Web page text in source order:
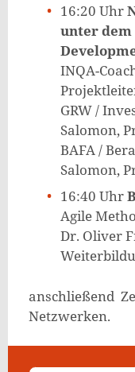
16:20 Uhr
unter dem
INQA-
GRW /
Salomon,
BAFA /
Salomon,
16:40 Uhr
Agile
Dr. Oliver
anschließend
Netzwerken.